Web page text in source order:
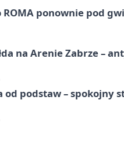
ponownie pod
na Arenie Zabrze –
od podstaw – spokojny